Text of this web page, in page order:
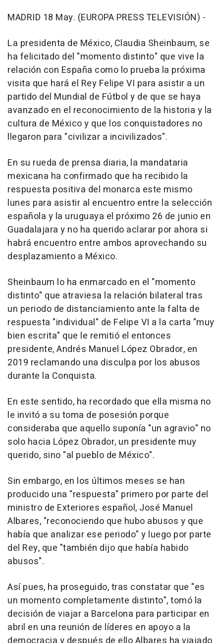
MADRID 18 May. (EUROPA PRESS TELEVISIÓN) -
La presidenta de México, Claudia Sheinbaum, se
ha felicitado del "momento distinto" que vive la
relación con España como lo prueba la próxima
visita que hará el Rey Felipe VI para asistir a un
partido del Mundial de Fútbol y de que se haya
avanzado en el reconocimiento de la historia y la
cultura de México y que los conquistadores no
llegaron para "civilizar a incivilizados".
En su rueda de prensa diaria, la mandataria
mexicana ha confirmado que ha recibido la
respuesta positiva del monarca este mismo
lunes para asistir al encuentro entre la selección
española y la uruguaya el próximo 26 de junio en
Guadalajara y no ha querido aclarar por ahora si
habrá encuentro entre ambos aprovechando su
desplazamiento a México.
Sheinbaum lo ha enmarcado en el "momento
distinto" que atraviesa la relación bilateral tras
un periodo de distanciamiento ante la falta de
respuesta "individual" de Felipe VI a la carta "muy
bien escrita" que le remitió el entonces
presidente, Andrés Manuel López Obrador, en
2019 reclamando una disculpa por los abusos
durante la Conquista.
En este sentido, ha recordado que ella misma no
le invitó a su toma de posesión porque
consideraba que aquello suponía "un agravio" no
solo hacia López Obrador, un presidente muy
querido, sino "al pueblo de México".
Sin embargo, en los últimos meses se han
producido una "respuesta" primero por parte del
ministro de Exteriores español, José Manuel
Albares, "reconociendo que hubo abusos y que
había que analizar ese periodo" y luego por parte
del Rey, que "también dijo que había habido
abusos".
Así pues, ha proseguido, tras constatar que "es
un momento completamente distinto", tomó la
decisión de viajar a Barcelona para participar en
abril en una reunión de líderes en apoyo a la